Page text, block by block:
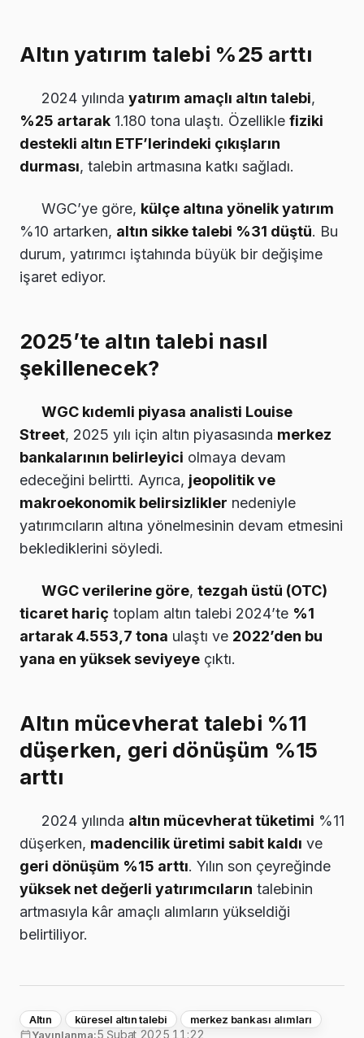
Altın yatırım talebi %25 arttı
2024 yılında yatırım amaçlı altın talebi,
%25 artarak 1.180 tona ulaştı. Özellikle fiziki
destekli altın ETF’lerindeki çıkışların
durması, talebin artmasına katkı sağladı.
WGC’ye göre, külçe altına yönelik yatırım
%10 artarken, altın sikke talebi %31 düştü. Bu
durum, yatırımcı iştahında büyük bir değişime
işaret ediyor.
2025’te altın talebi nasıl
şekillenecek?
WGC kıdemli piyasa analisti Louise
Street, 2025 yılı için altın piyasasında merkez
bankalarının belirleyici olmaya devam
edeceğini belirtti. Ayrıca, jeopolitik ve
makroekonomik belirsizlikler nedeniyle
yatırımcıların altına yönelmesinin devam etmesini
beklediklerini söyledi.
WGC verilerine göre, tezgah üstü (OTC)
ticaret hariç toplam altın talebi 2024’te %1
artarak 4.553,7 tona ulaştı ve 2022’den bu
yana en yüksek seviyeye çıktı.
Altın mücevherat talebi %11
düşerken, geri dönüşüm %15
arttı
2024 yılında altın mücevherat tüketimi %11
düşerken, madencilik üretimi sabit kaldı ve
geri dönüşüm %15 arttı. Yılın son çeyreğinde
yüksek net değerli yatırımcıların talebinin
artmasıyla kâr amaçlı alımların yükseldiği
belirtiliyor.
Altın küresel altın talebi
merkez bankası alımları
Yayınlanma:5 Şubat 2025 11:22